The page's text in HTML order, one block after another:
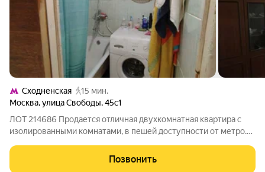
Сходненская
15 мин.
Москва,улица Свободы,45с1
ЛОТ 214686 Продается отличная двухкомнатная квартира с
изолированными комнатами, в пешей доступности от метро.
выходят во двор. Сан-узел раздельный. Отлично развита
инфраструктура района: в
Позвонить